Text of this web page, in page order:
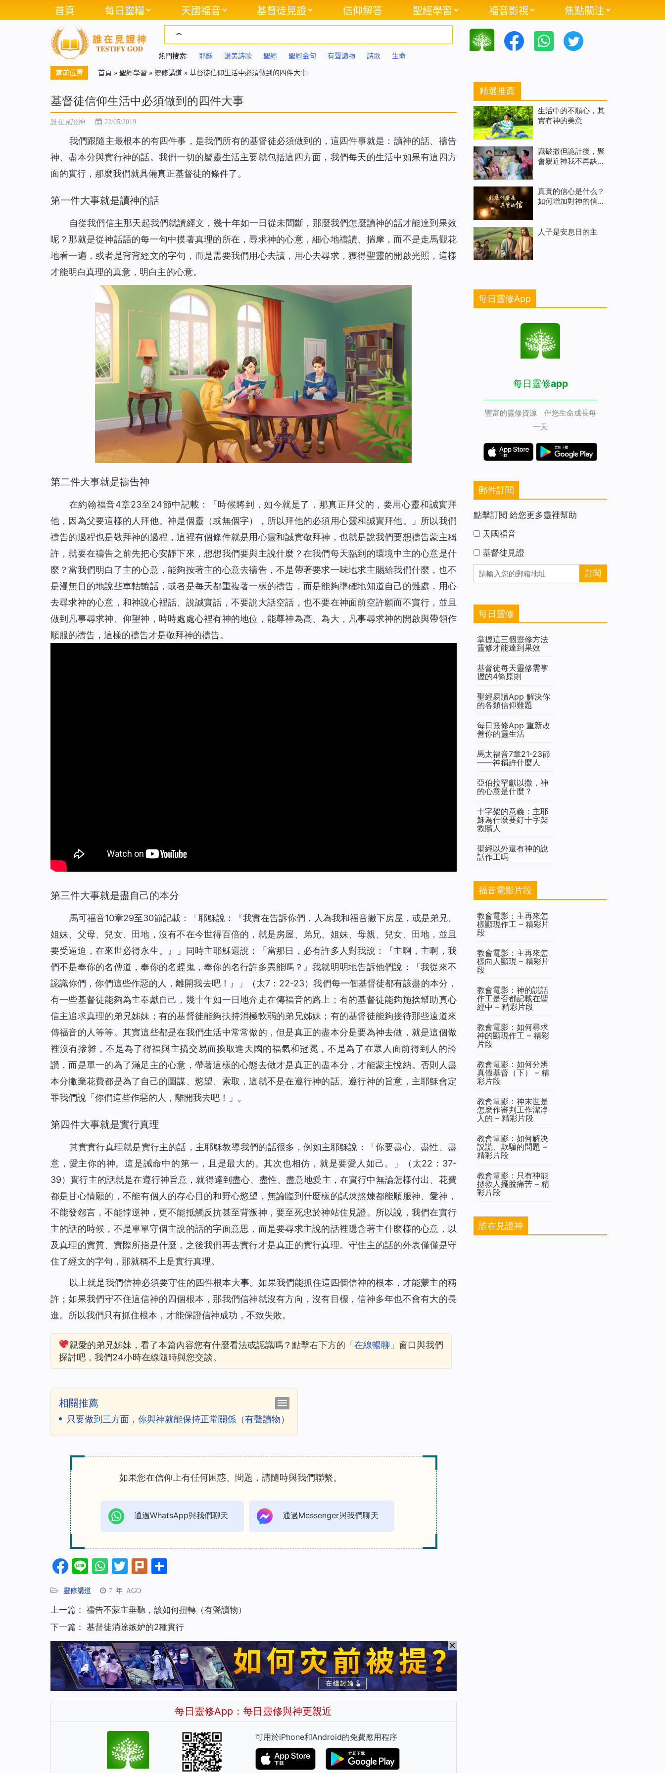
首頁 每日靈糧 天國福音 基督徒見證 信仰解答 聖經學習 福音影視 焦點關注
熱門搜索: 耶穌 讚美詩歌 聖經 聖經金句 有聲讀物 詩歌 生命
當前位置 首頁 » 聖經學習 » 靈修講道 » 基督徒信仰生活中必須做到的四件大事
基督徒信仰生活中必須做到的四件大事
誰在見證神 22/05/2019
我們跟隨主最根本的有四件事，是我們所有的基督徒必須做到的，這四件事就是：讀神的話、禱告
神、盡本分與實行神的話。我們一切的屬靈生活主要就包括這四方面，我們每天的生活中如果有這四方
面的實行，那麼我們就具備真正基督徒的條件了。
第一件大事就是讀神的話
自從我們信主那天起我們就讀經文，幾十年如一日從未間斷，那麼我們怎麼讀神的話才能達到果效
呢？那就是從神話語的每一句中摸著真理的所在，尋求神的心意，細心地禱讀、揣摩，而不是走馬觀花
地看一遍，或者是背背經文的字句，而是需要我們用心去讀，用心去尋求，獲得聖靈的開啟光照，這樣
才能明白真理的真意，明白主的心意。
第二件大事就是禱告神
在約翰福音4章23至24節中記載：
「時候將到，如今就是了，那真正拜父的，要用心靈和誠實拜
他，因為父要這樣的人拜他。神是個靈 （或無個字） ，所以拜他的必須用心靈和誠實拜他。」 所以我們
禱告的過程也是敬拜神的過程，這裡有個條件就是用心靈和誠實敬拜神，也就是說我們要想禱告蒙主稱
許，就要在禱告之前先把心安靜下來，想想我們要與主說什麼？在我們每天臨到的環境中主的心意是什
麼？當我們明白了主的心意，能夠按著主的心意去禱告，不是帶著要求一味地求主賜給我們什麼，也不
是漫無目的地說些車軲轆話，或者是每天都重複著一樣的禱告，而是能夠準確地知道自己的難處，用心
去尋求神的心意，和神說心裡話、說誠實話，不要說大話空話，也不要在神面前空許願而不實行，並且
做到凡事尋求神、仰望神，時時處處心裡有神的地位，能尊神為高、為大，凡事尋求神的開啟與帶領作
順服的禱告，這樣的禱告才是敬拜神的禱告。
第三件大事就是盡自己的本分
馬可福音10章29至30節記載：「耶穌說：
『我實在告訴你們，人為我和福音撇下房屋，或是弟兄、
姐妹、父母、兒女、田地，沒有不在今世得百倍的，就是房屋、弟兄、姐妹、母親、兒女、田地，並且
要受逼迫，在來世必得永生。』
」同時主耶穌還說：
「當那日，必有許多人對我說：『主啊，主啊，我
們不是奉你的名傳道，奉你的名趕鬼，奉你的名行許多異能嗎？』我就明明地告訴他們說：『我從來不
認識你們，你們這些作惡的人，離開我去吧！』」
（太7：22-23）我們每一個基督徒都有該盡的本分 ，
有一些基督徒能夠為主奉獻自己，幾十年如一日地奔走在傳福音的路上 ； 有的基督徒能夠施捨幫助真心
信主追求真理的弟兄姊妹 ； 有的基督徒能夠扶持消極軟弱的弟兄姊妹 ； 有的基督徒能夠接待那些遠道來
傳福音的人等等。其實這些都是在我們生活中常常做的，但是真正的盡本分是要為神去做，就是這個做
裡沒有摻雜，不是為了得福與主搞交易而換取進天國的福氣和冠冕，不是為了在眾人面前得到人的誇
讚，而是單一的為了滿足主的心意，帶著這樣的心態去做才是真正的盡本分，才能蒙主悅納。否則人盡
本分撇棄花費都是為了自己的圖謀、慾望、索取，這就不是在遵行神的話、遵行神的旨意，主耶穌會定
罪我們說 「你們這些作惡的人，離開我去吧！」 。
第四件大事就是實行真理
其實實行真理就是實行主的話，主耶穌教導我們的話很多，例如主耶穌說：
「你要盡心、盡性、盡
意，愛主你的神。這是誡命中的第一，且是最大的。其次也相仿，就是要愛人如己。」
（太22：37-
39）實行主的話就是在遵行神旨意，就得達到盡心、盡性、盡意地愛主，在實行中無論怎樣付出、花費
都是甘心情願的，不能有個人的存心目的和野心慾望，無論臨到什麼樣的試煉熬煉都能順服神、愛神，
不能發怨言，不能悖逆神，更不能抵觸反抗甚至背叛神，要至死忠於神站住見證。所以說，我們在實行
主的話的時候，不是單單守個主說的話的字面意思，而是要尋求主說的話裡隱含著主什麼樣的心意，以
及真理的實質、實際所指是什麼，之後我們再去實行才是真正的實行真理。守住主的話的外表僅僅是守
住了經文的字句，那就稱不上是實行真理。
以上就是我們信神必須要守住的四件根本大事。如果我們能抓住這四個信神的根本，才能蒙主的稱
許；如果我們守不住這信神的四個根本，那我們信神就沒有方向，沒有目標，信神多年也不會有大的長
進。所以我們只有抓住根本，才能保證信神成功，不致失敗。
親愛的弟兄姊妹，看了本篇內容您有什麼看法或認識嗎？點擊右下方的「在線暢聊 」窗口與我們
探討吧，我們24小時在線隨時與您交談。
相關推薦
只要做到三方面，你與神就能保持正常關係（有聲讀物）
如果您在信仰上有任何困惑、問題，請隨時與我們聯繫。
通過WhatsApp與我們聊天 通過Messenger與我們聊天
Facebook
LineWhatsApp
Twitter
Plurk
靈修講道 7 年 AGO
上一篇： 禱告不蒙主垂聽，該如何扭轉（有聲讀物）
下一篇： 基督徒消除嫉妒的2種實行
每日靈修App：每日靈修與神更親近
可用於iPhone和Android的免費應用程序
精選推薦
生活中的不順心，其
實有神的美意
識破撒但詭計後，聚
會親近神我不再缺席
真實的信心是什么？
如何增加對神的信
人子是安息日的主
每日靈修App
每日靈修app
豐富的靈修資源 伴您生命成長每
一天
郵件訂閱
點擊訂閱 給您更多靈裡幫助
天國福音
基督徒見證
每日靈修
掌握這三個靈修方法
靈修才能達到果效
基督徒每天靈修需掌
握的4條原則
聖經易讀App 解決你
的各類信仰難題
每日靈修App 重新改
善你的靈生活
馬太福音7章21-23節
——神稱許什麼人
亞伯拉罕獻以撒，神
的心意是什麼？
十字架的意義：主耶
穌為什麼要釘十字架
救贖人
聖經以外還有神的說
話作工嗎
福音電影片段
教會電影：主再來怎
樣顯現作工 – 精彩片
段
教會電影：主再來怎
樣向人顯現 – 精彩片
段
教會電影：神的説話
作工是否都記載在聖
經中 – 精彩片段
教會電影：如何尋求
神的顯現作工 – 精彩
片段
教會電影：如何分辨
真假基督（下） – 精
彩片段
教會電影：神末世是
怎麽作審判工作潔净
人的 – 精彩片段
教會電影：如何解决
説謊、欺騙的問題 –
精彩片段
教會電影：只有神能
拯救人擺脫痛苦 – 精
彩片段
誰在見證神